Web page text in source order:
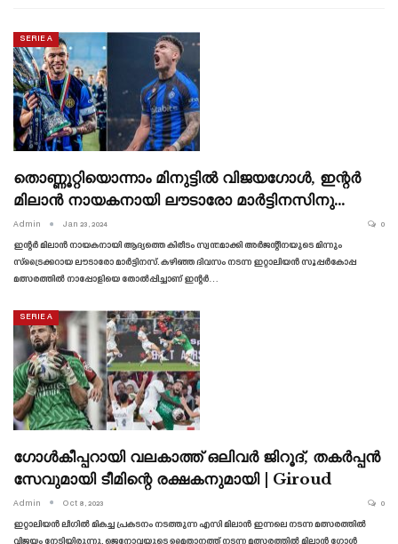
SERIE A
തൊണ്ണൂറ്റിയൊന്നാം മിനുട്ടിൽ വിജയഗോൾ, ഇന്റർ
മിലാൻ നായകനായി ലൗടാരോ മാർട്ടിനസിനു…
Admin Jan 23, 2024 0
ഇന്റർ മിലാൻ നായകനായി ആദ്യത്തെ കിരീടം സ്വന്തമാക്കി അർജന്റീനയുടെ മിന്നും
സ്‌ട്രൈക്കറായ ലൗടാരോ മാർട്ടിനസ്. കഴിഞ്ഞ ദിവസം നടന്ന ഇറ്റാലിയൻ സൂപ്പർകോപ്പ
മത്സരത്തിൽ നാപ്പോളിയെ തോൽപ്പിച്ചാണ് ഇന്റർ…
SERIE A
ഗോൾകീപ്പറായി വലകാത്ത് ഒലിവർ ജിറൂദ്, തകർപ്പൻ
സേവുമായി ടീമിന്റെ രക്ഷകനുമായി | Giroud
Admin Oct 8, 2023 0
ഇറ്റാലിയൻ ലീഗിൽ മികച്ച പ്രകടനം നടത്തുന്ന എസി മിലാൻ ഇന്നലെ നടന്ന മത്സരത്തിൽ
വിജയം നേടിയിരുന്നു. ജെനോവയുടെ മൈതാനത്ത് നടന്ന മത്സരത്തിൽ മിലാൻ ഗോൾ